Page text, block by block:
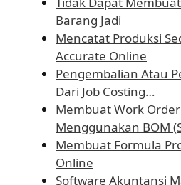
Barang Jadi
Mencatat Produksi
Accurate Online
Pengembalian Atau
Dari Job Costing…
Membuat Work
Menggunakan BOM
Membuat Formula
Online
Software Akuntansi